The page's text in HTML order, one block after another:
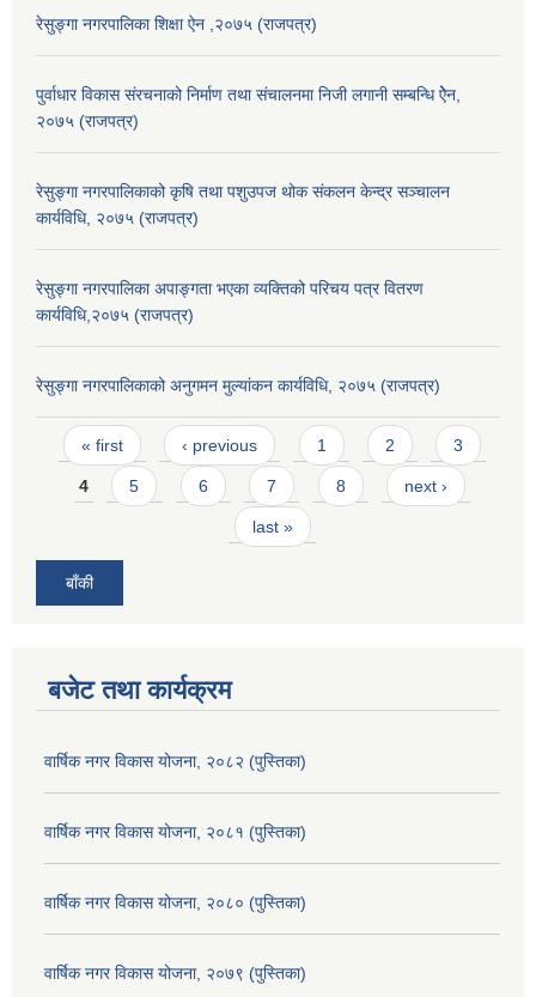
रेसुङ्गा नगरपालिका शिक्षा ऐन ,२०७५ (राजपत्र)
पुर्वाधार विकास संरचनाको निर्माण तथा स‌ंचालनमा निजी लगानी सम्बन्धि ऐेन,
२०७५ (राजपत्र)
रेसुङ्गा नगरपालिकाको कृषि तथा पशुउपज थोक संकलन केन्द्र सञ्चालन
कार्यविधि, २०७५ (राजपत्र)
रेसुङ्गा नगरपालिका अपाङ्गता भएका व्यक्तिको परिचय पत्र वितरण
कार्यविधि,२०७५ (राजपत्र)
रेसुङ्गा नगरपालिकाको अनुगमन मुल्यांकन कार्यविधि, २०७५ (राजपत्र)
Pages
« first ‹ previous 1 2 3
4 5 6 7 8 next ›
last »
बाँकी
बजेट तथा कार्यक्रम
वार्षिक नगर विकास योजना, २०८२ (पुस्तिका)
वार्षिक नगर विकास योजना, २०८१ (पुस्तिका)
वार्षिक नगर विकास योजना, २०८० (पुस्तिका)
वार्षिक नगर विकास योजना, २०७९ (पुस्तिका)